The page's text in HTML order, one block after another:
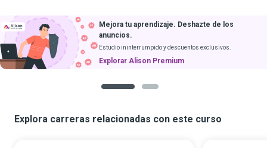
Mejora tu aprendizaje. Deshazte de los
anuncios.
Estudio ininterrumpido y descuentos exclusivos.
Explorar Alison Premium
Explora carreras relacionadas con este curso